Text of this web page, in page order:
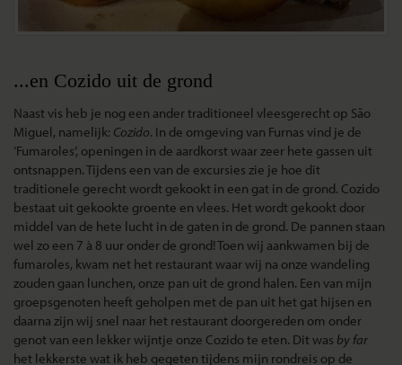
...en Cozido uit de grond
Naast vis heb je nog een ander traditioneel vleesgerecht op São
Miguel, namelijk: Cozido. In de omgeving van Furnas vind je de
‘Fumaroles’, openingen in de aardkorst waar zeer hete gassen uit
ontsnappen. Tijdens een van de excursies zie je hoe dit
traditionele gerecht wordt gekookt in een gat in de grond. Cozido
bestaat uit gekookte groente en vlees. Het wordt gekookt door
middel van de hete lucht in de gaten in de grond. De pannen staan
wel zo een 7 à 8 uur onder de grond! Toen wij aankwamen bij de
fumaroles, kwam net het restaurant waar wij na onze wandeling
zouden gaan lunchen, onze pan uit de grond halen. Een van mijn
groepsgenoten heeft geholpen met de pan uit het gat hijsen en
daarna zijn wij snel naar het restaurant doorgereden om onder
genot van een lekker wijntje onze Cozido te eten. Dit was by far
het lekkerste wat ik heb gegeten tijdens mijn rondreis op de